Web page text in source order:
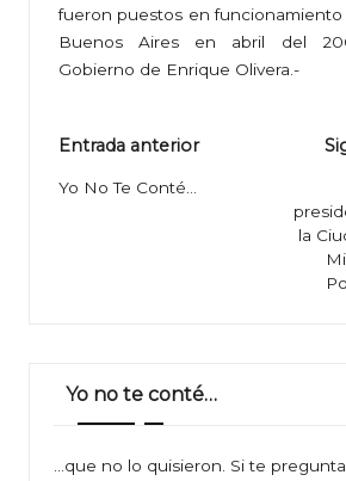
fueron puestos en funcionamiento
Buenos Aires en abril del
Gobierno de Enrique Olivera.-
Navegación
de
Entrada anterior
Yo No Te Conté…
la
Yo no te conté…
…que no lo quisieron. Si te